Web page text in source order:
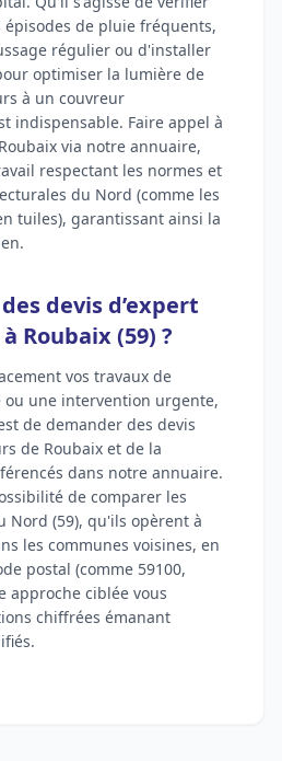
épisodes de pluie fréquents,
régulier ou d'installer
optimiser la lumière de
à un couvreur
indispensable. Faire appel à
via notre annuaire,
respectant les normes et
du Nord (comme les
tuiles), garantissant ainsi la
devis d’expert
Roubaix (59) ?
vos travaux de
une intervention urgente,
de demander des devis
de Roubaix et de la
dans notre annuaire.
de comparer les
Nord (59), qu'ils opèrent à
les communes voisines, en
postal (comme 59100,
approche ciblée vous
chiffrées émanant